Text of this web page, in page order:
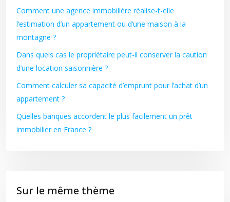
Comment une agence immobilière réalise-t-elle
l’estimation d’un appartement ou d’une maison à la
montagne ?
Dans quels cas le propriétaire peut-il conserver la caution
d’une location saisonnière ?
Comment calculer sa capacité d’emprunt pour l’achat d’un
appartement ?
Quelles banques accordent le plus facilement un prêt
immobilier en France ?
Sur le même thème